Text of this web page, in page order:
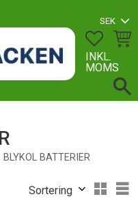
INKL.
MOMS
BLYKOL BATTERIER